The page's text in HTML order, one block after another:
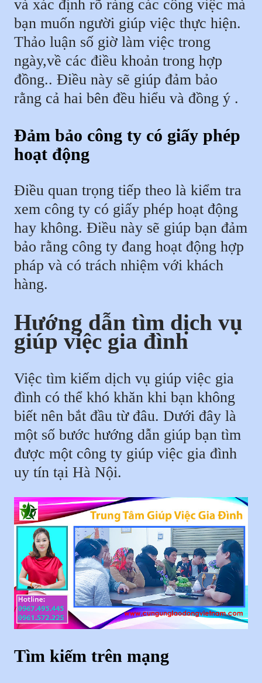
và xác định rõ ràng các công việc mà
bạn muốn người giúp việc thực hiện.
Thảo luận số giờ làm việc trong
ngày,về các điều khoản trong hợp
đồng.. Điều này sẽ giúp đảm bảo
rằng cả hai bên đều hiểu và đồng ý .
Đảm bảo công ty có giấy phép
hoạt động
Điều quan trọng tiếp theo là kiểm tra
xem công ty có giấy phép hoạt động
hay không. Điều này sẽ giúp bạn đảm
bảo rằng công ty đang hoạt động hợp
pháp và có trách nhiệm với khách
hàng.
Hướng dẫn tìm dịch vụ
giúp việc gia đình
Việc tìm kiếm dịch vụ giúp việc gia
đình có thể khó khăn khi bạn không
biết nên bắt đầu từ đâu. Dưới đây là
một số bước hướng dẫn giúp bạn tìm
được một công ty giúp việc gia đình
uy tín tại Hà Nội.
Tìm kiếm trên mạng